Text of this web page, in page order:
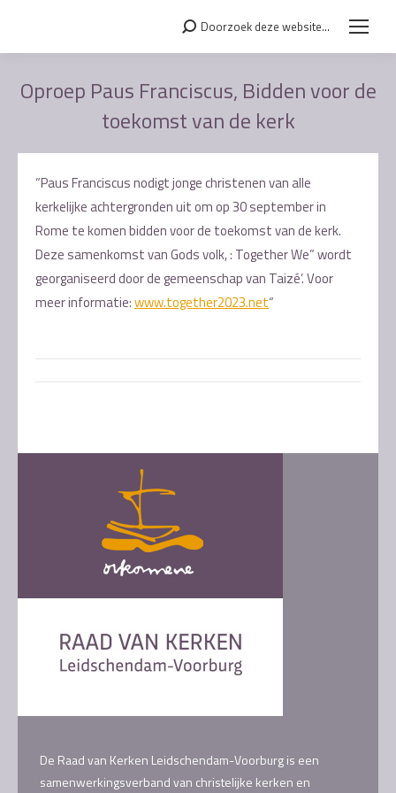
Search:Doorzoek deze website...
Oproep Paus Franciscus, Bidden voor de
toekomst van de kerk
“Paus Franciscus nodigt jonge christenen van alle
kerkelijke achtergronden uit om op 30 september in
Rome te komen bidden voor de toekomst van de kerk.
Deze samenkomst van Gods volk, : Together We” wordt
georganiseerd door de gemeenschap van Taizé’. Voor
meer informatie:www.together2023.net“
Post
De Raad van Kerken Leidschendam-Voorburg is een
samenwerkingsverband van christelijke kerken en